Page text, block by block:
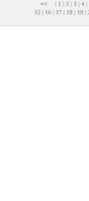
<< | 1 | 2 | 3 | 4 |
15 | 16 | 17 | 18 | 19 |